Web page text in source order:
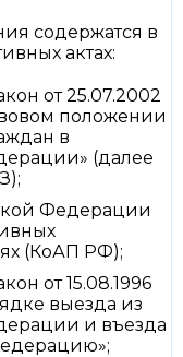
содержатся в
актах:
от 25.07.2002
положении
в
(далее
Федерации
(КоАП РФ);
от 15.08.1996
выезда из
и въезда